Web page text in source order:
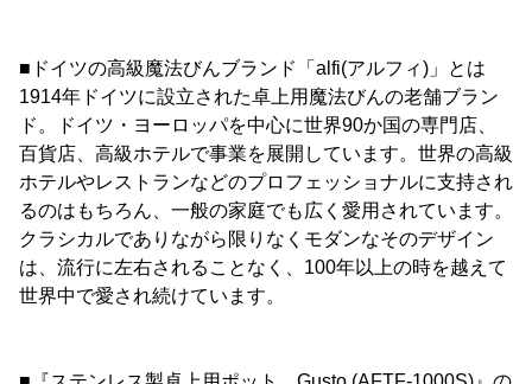
■ドイツの高級魔法びんブランド「alfi(アルフィ)」とは
1914年ドイツに設立された卓上用魔法びんの老舗ブラン
ド。ドイツ・ヨーロッパを中心に世界90か国の専門店、
百貨店、高級ホテルで事業を展開しています。世界の高級
ホテルやレストランなどのプロフェッショナルに支持され
るのはもちろん、一般の家庭でも広く愛用されています。
クラシカルでありながら限りなくモダンなそのデザイン
は、流行に左右されることなく、100年以上の時を越えて
世界中で愛され続けています。